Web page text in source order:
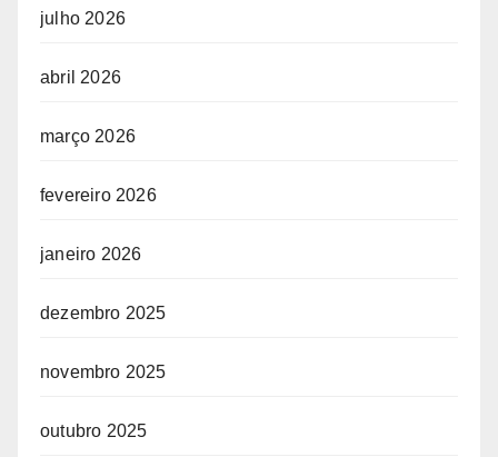
julho 2026
abril 2026
março 2026
fevereiro 2026
janeiro 2026
dezembro 2025
novembro 2025
outubro 2025